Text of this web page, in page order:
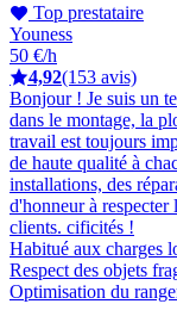
Top prestataire
Youness
50 €/h
4,92(153 avis)
Bonjour ! Je suis un
dans le montage, la
travail est toujours
de haute qualité à
installations, des
d'honneur à respecter
clients. cificités !
Habitué aux charges
Respect des objets
Optimisation du